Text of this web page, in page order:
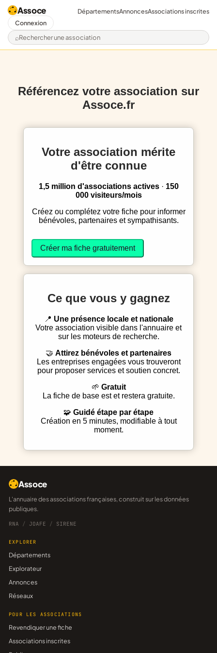
Assoce
Rechercher une association
DépartementsAnnoncesAssociations inscrites
Connexion
Référencez votre association sur
Assoce.fr
Votre association mérite
d'être connue
1,5 million d'associations actives· 150
000 visiteurs/mois
Créez ou complétez votre fiche pour informer
bénévoles, partenaires et sympathisants.
Créer ma fiche gratuitement
Ce que vous y gagnez
Une présence locale et nationale
Votre association visible dans l'annuaire et
sur les moteurs de recherche.
Attirez bénévoles et partenaires
Les entreprises engagées vous trouveront
pour proposer services et soutien concret.
Gratuit
La fiche de base est et restera gratuite.
Guidé étape par étape
Création en 5 minutes, modifiable à tout
moment.
Assoce
L'annuaire des associations françaises, construit sur les données
publiques.
RNA / JOAFE / SIRENE
EXPLORER
Départements
Explorateur
Annonces
Réseaux
POUR LES ASSOCIATIONS
Revendiquer une fiche
Associations inscrites